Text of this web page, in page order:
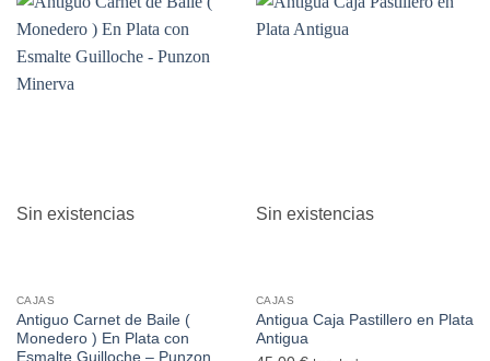
Sin existencias
CAJAS
Antiguo Carnet de Baile (
Monedero ) En Plata con
Esmalte Guilloche – Punzon
Sin existencias
CAJAS
Antigua Caja Pastillero en Plata
Antigua